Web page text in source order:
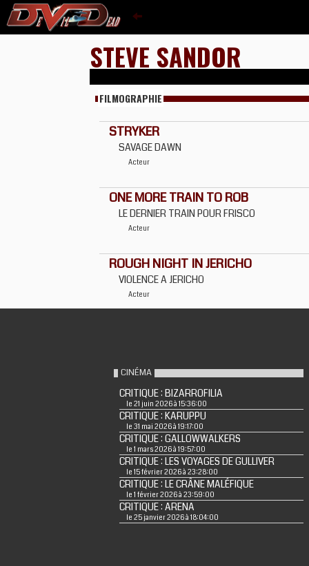
STEVE SANDOR
FILMOGRAPHIE
STRYKER
SAVAGE DAWN
Acteur
ONE MORE TRAIN TO ROB
LE DERNIER TRAIN POUR FRISCO
Acteur
ROUGH NIGHT IN JERICHO
VIOLENCE A JERICHO
Acteur
CINÉMA
CRITIQUE : BIZARROFILIA
le 21 juin 2026 à 15:36:00
CRITIQUE : KARUPPU
le 31 mai 2026 à 19:17:00
CRITIQUE : GALLOWWALKERS
le 1 mars 2026 à 19:57:00
CRITIQUE : LES VOYAGES DE GULLIVER
le 15 février 2026 à 23:28:00
CRITIQUE : LE CRÂNE MALÉFIQUE
le 1 février 2026 à 23:59:00
CRITIQUE : ARENA
le 25 janvier 2026 à 18:04:00